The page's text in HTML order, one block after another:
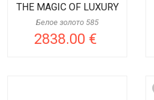
THE MAGIC OF LUXURY
Белое золото 585
2838.00 €